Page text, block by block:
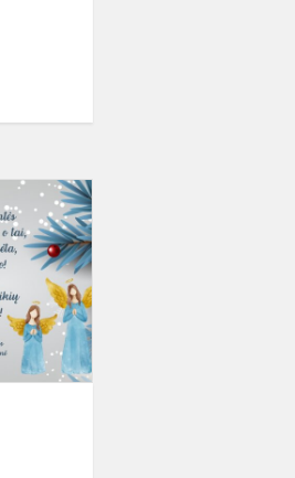
Šventinis
sveikinimas